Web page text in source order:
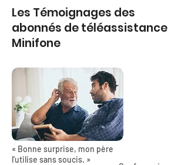
Les Témoignages des
abonnés de téléassistance
Minifone
« Bonne surprise, mon père
l'utilise sans soucis. »